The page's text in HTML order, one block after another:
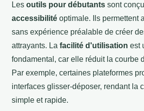
Les outils pour débutants sont
accessibilité optimale. Ils permettent
sans expérience préalable de créer
attrayants. La facilité d'utilisation est
fondamental, car elle réduit la courbe
Par exemple, certaines plateformes
interfaces glisser-déposer, rendant la
simple et rapide.